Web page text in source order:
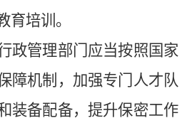
育培训。
管理部门应当按照国家
障机制，加强专门人才队
装备配备，提升保密工作